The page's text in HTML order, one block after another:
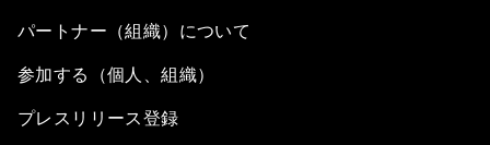
パートナー（組織）について
参加する（個人、組織）
プレスリリース登録